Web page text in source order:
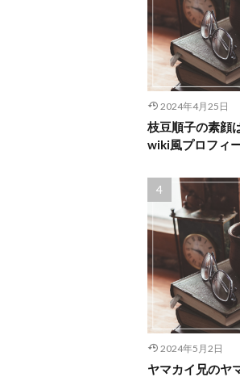
2024年4月25日
枝豆順子の素顔
wiki風プロフィ
2024年5月2日
ヤマカイ兄のヤ